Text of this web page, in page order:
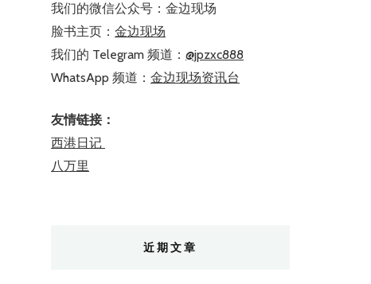
我们的微信公众号：金边现场
脸书主页： 金边现场
我们的 Telegram 频道： @jpzxc888
WhatsApp 频道： 金边现场资讯台
友情链接：
西港日记
八万里
近期文章